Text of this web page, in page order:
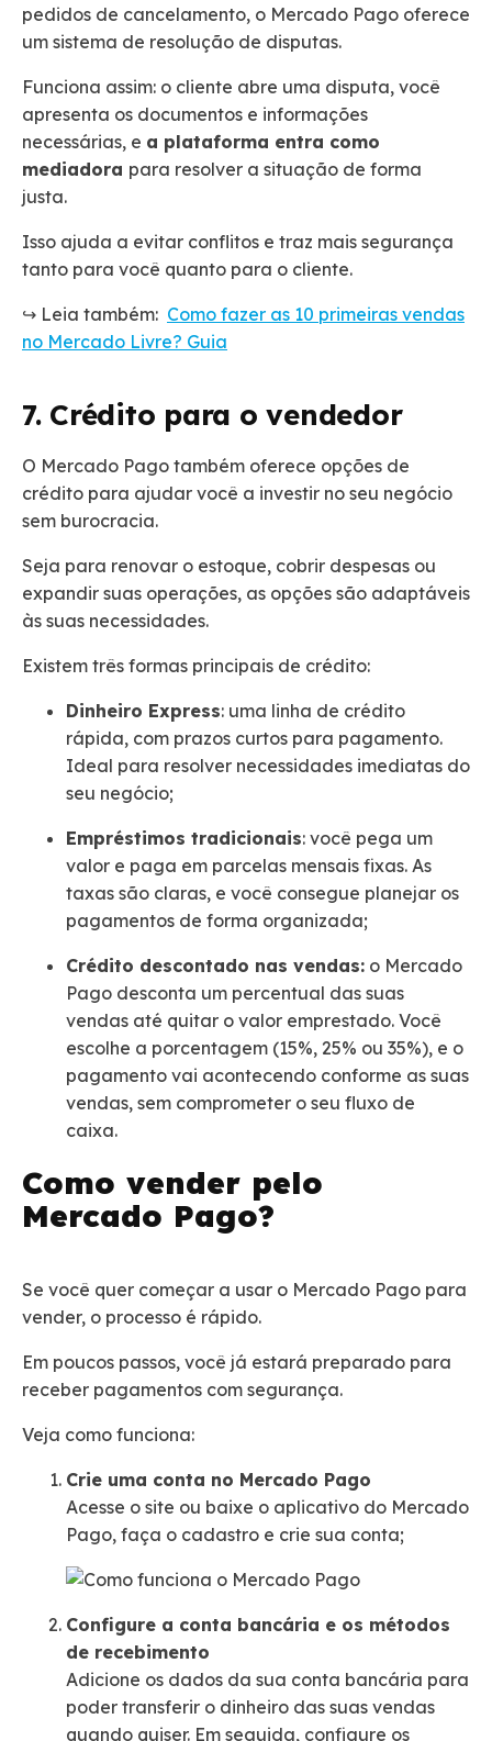
pedidos de cancelamento, o Mercado Pago oferece
um sistema de resolução de disputas.
Funciona assim: o cliente abre uma disputa, você
apresenta os documentos e informações
necessárias, e a plataforma entra como
mediadora para resolver a situação de forma
justa.
Isso ajuda a evitar conflitos e traz mais segurança
tanto para você quanto para o cliente.
↪️ Leia também: Como fazer as 10 primeiras vendas
no Mercado Livre? Guia
7. Crédito para o vendedor
O Mercado Pago também oferece opções de
crédito para ajudar você a investir no seu negócio
sem burocracia.
Seja para renovar o estoque, cobrir despesas ou
expandir suas operações, as opções são adaptáveis
às suas necessidades.
Existem três formas principais de crédito:
Dinheiro Express: uma linha de crédito
rápida, com prazos curtos para pagamento.
Ideal para resolver necessidades imediatas do
seu negócio;
Empréstimos tradicionais: você pega um
valor e paga em parcelas mensais fixas. As
taxas são claras, e você consegue planejar os
pagamentos de forma organizada;
Crédito descontado nas vendas: o Mercado
Pago desconta um percentual das suas
vendas até quitar o valor emprestado. Você
escolhe a porcentagem (15%, 25% ou 35%), e o
pagamento vai acontecendo conforme as suas
vendas, sem comprometer o seu fluxo de
caixa.
Como vender pelo
Mercado Pago?
Se você quer começar a usar o Mercado Pago para
vender, o processo é rápido.
Em poucos passos, você já estará preparado para
receber pagamentos com segurança.
Veja como funciona:
Crie uma conta no Mercado Pago
Acesse o site ou baixe o aplicativo do Mercado
Pago, faça o cadastro e crie sua conta;
Configure a conta bancária e os métodos
de recebimento
Adicione os dados da sua conta bancária para
poder transferir o dinheiro das suas vendas
quando quiser. Em seguida, configure os